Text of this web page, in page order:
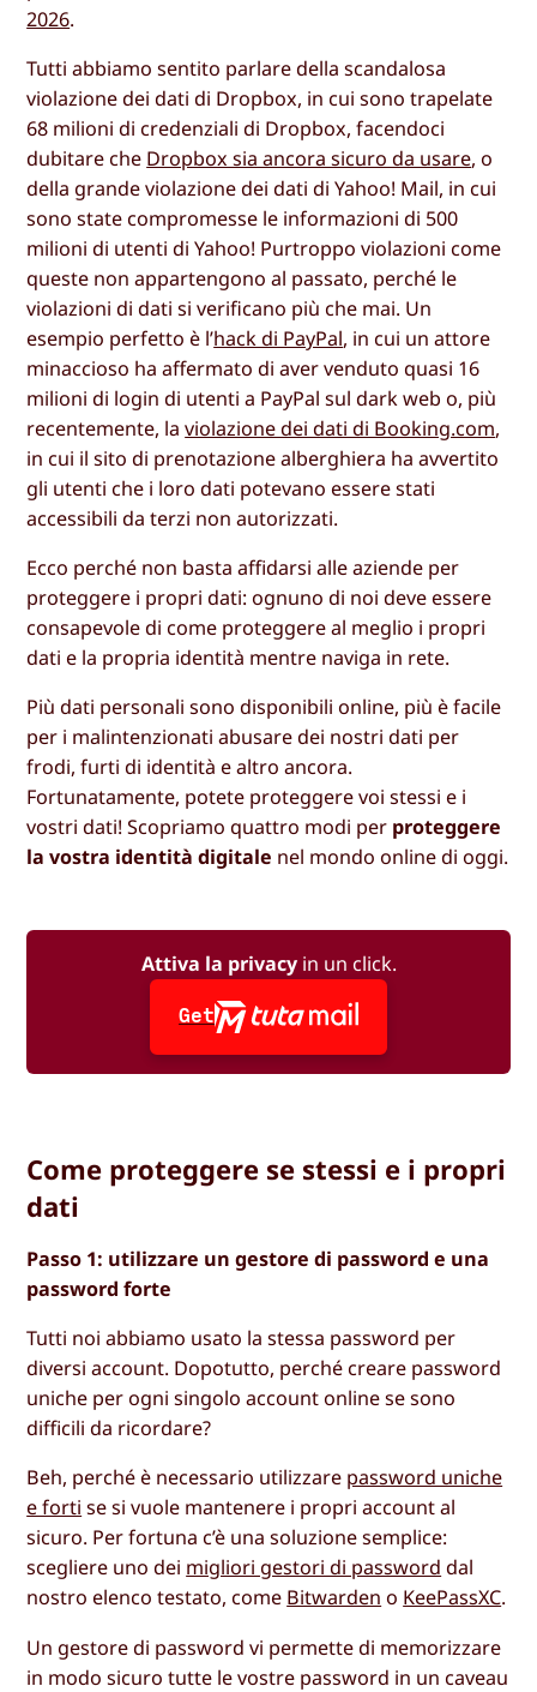
2026.
Tutti abbiamo sentito parlare della scandalosa
violazione dei dati di Dropbox, in cui sono trapelate
68 milioni di credenziali di Dropbox, facendoci
dubitare che Dropbox sia ancora sicuro da usare, o
della grande violazione dei dati di Yahoo! Mail, in cui
sono state compromesse le informazioni di 500
milioni di utenti di Yahoo! Purtroppo violazioni come
queste non appartengono al passato, perché le
violazioni di dati si verificano più che mai. Un
esempio perfetto è l’hack di PayPal, in cui un attore
minaccioso ha affermato di aver venduto quasi 16
milioni di login di utenti a PayPal sul dark web o, più
recentemente, laviolazione dei dati di Booking.com,
in cui il sito di prenotazione alberghiera ha avvertito
gli utenti che i loro dati potevano essere stati
accessibili da terzi non autorizzati.
Ecco perché non basta affidarsi alle aziende per
proteggere i propri dati: ognuno di noi deve essere
consapevole di come proteggere al meglio i propri
dati e la propria identità mentre naviga in rete.
Più dati personali sono disponibili online, più è facile
per i malintenzionati abusare dei nostri dati per
frodi, furti di identità e altro ancora.
Fortunatamente, potete proteggere voi stessi e i
vostri dati! Scopriamo quattro modi per proteggere
la vostra identità digitale nel mondo online di oggi.
Attiva la privacyin un click.
Get
Come proteggere se stessi e i propri
dati
Passo 1: utilizzare un gestore di password e una
password forte
Tutti noi abbiamo usato la stessa password per
diversi account. Dopotutto, perché creare password
uniche per ogni singolo account online se sono
difficili da ricordare?
Beh, perché è necessario utilizzare password uniche
e forti se si vuole mantenere i propri account al
sicuro. Per fortuna c’è una soluzione semplice:
scegliere uno dei migliori gestori di password dal
nostro elenco testato, come Bitwarden o KeePassXC.
Un gestore di password vi permette di memorizzare
in modo sicuro tutte le vostre password in un caveau